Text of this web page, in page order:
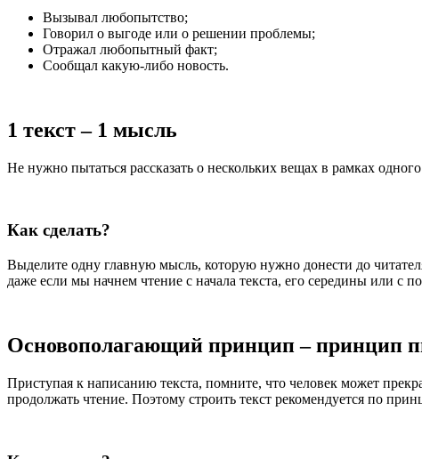
Вызывал любопытство;
Говорил о выгоде или о решении проблемы;
Отражал любопытный факт;
Сообщал какую-либо новость.
1 текст – 1 мысль
Не нужно пытаться рассказать о нескольких вещах в рамках
Как сделать?
Выделите одну главную мысль, которую нужно донести до
даже если мы начнем чтение с начала текста, его середины или с
Основополагающий принцип – принцип
Приступая к написанию текста, помните, что человек может
продолжать чтение. Поэтому строить текст рекомендуется по